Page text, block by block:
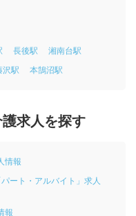
長後駅
湘南台駅
沢駅 本鵠沼駅
求人を探す
情報
ート・アルバイト」求人
報